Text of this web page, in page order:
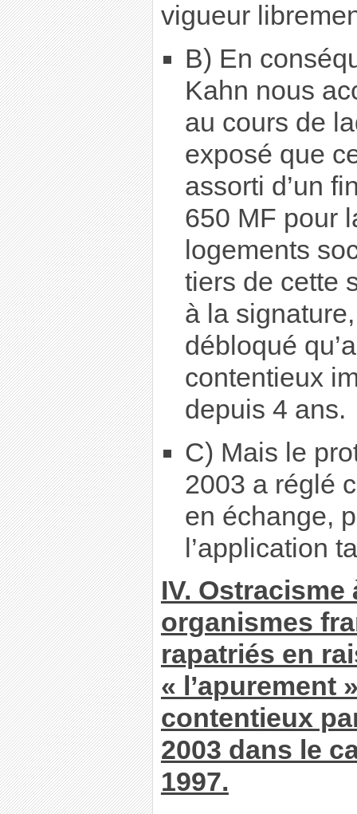
vigueur
B) En
Kahn nous
au cours de
exposé que
assorti d’un
650 MF pour
logements
tiers de cette
à la
débloqué
contentieux
depuis 4 ans.
C) Mais le
2003 a réglé
en échange,
l’application
IV.
organismes
rapatriés en
« l’apurement
contentieux
2003 dans le
1997.